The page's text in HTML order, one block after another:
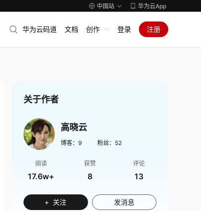
中国站 华为云App
华为云码道 文档 创作 登录 注册
关于作者
高晓云
博客： 9 粉丝： 52
阅读
17.6w+
获赞
8
评论
13
+ 关注 发消息